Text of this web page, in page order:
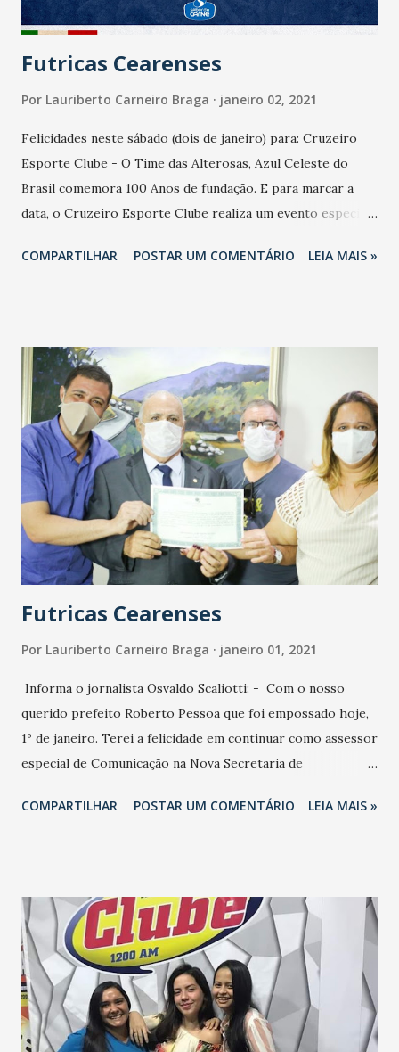
Futricas Cearenses
Por Lauriberto Carneiro Braga janeiro 02, 2021
Felicidades neste sábado (dois de janeiro) para: Cruzeiro
Esporte Clube - O Time das Alterosas, Azul Celeste do
Brasil comemora 100 Anos de fundação. E para marcar a
data, o Cruzeiro Esporte Clube realiza um evento especial
presença de grandes ídolos, atletas e outras atrações. Em
de prevenção. “O objetivo era fazermos uma grande festa
para a torcida, com o Mineirão lotado, mas infelizmente
isso não é possível por causa do momento de pandemia.
Estamos passando por uma fase difícil, mas a história do
Clube é muito especial, com uma trajetória de grandes
conquistas e glórias, e o amor da torcida e orgulho em ser
Cruzeiro é imensurável. O Centenário é um momento único
e queremos comemorar este dia importante com todos os
cruzeirenses. Já que não podemos levá-los a...
COMPARTILHAR POSTAR UM COMENTÁRIO LEIA MAIS »
Futricas Cearenses
Por Lauriberto Carneiro Braga janeiro 01, 2021
Informa o jornalista Osvaldo Scaliotti: - Com o nosso
querido prefeito Roberto Pessoa que foi empossado hoje,
1º de janeiro. Terei a felicidade em continuar como assessor
especial de Comunicação na Nova Secretaria de
querido amigo Erivelto de Sousa como secretário e, ao meu
gestão municipal. O trabalho continua!
COMPARTILHAR POSTAR UM COMENTÁRIO LEIA MAIS »